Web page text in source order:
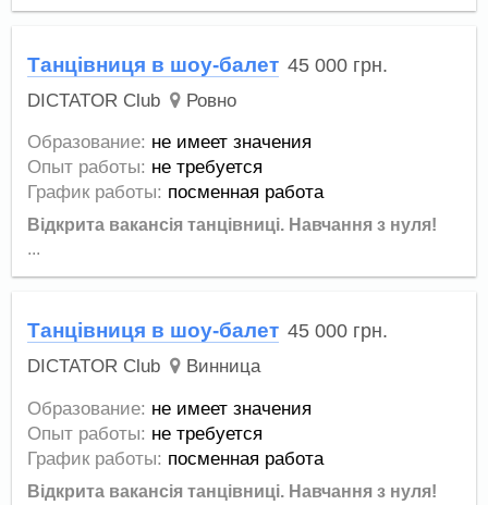
Танцівниця в шоу-балет 45 000 грн.
DICTATOR Club Ровно
Образование: не имеет значения
Опыт работы: не требуется
График работы: посменная работа
Відкрита вакансія танцівниці. Навчання з нуля!
...
Танцівниця в шоу-балет 45 000 грн.
DICTATOR Club Винница
Образование: не имеет значения
Опыт работы: не требуется
График работы: посменная работа
Відкрита вакансія танцівниці. Навчання з нуля!